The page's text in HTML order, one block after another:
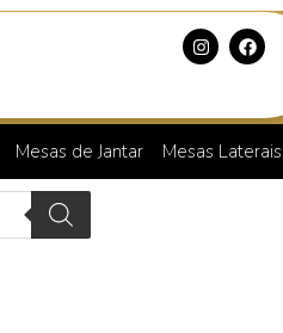
Mesas de Jantar Mesas Laterais